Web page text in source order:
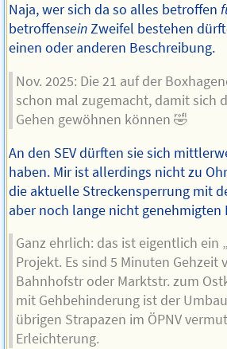
Naja, wer sich da so alles betroffen
betroffenseinZweifel bestehen
einen oder anderen Beschreibung.
Nov. 2025: Die 21 auf der
schon mal zugemacht, damit sich
Gehen gewöhnen können 🤣
An den SEV dürften sie sich
haben. Mir ist allerdings nicht zu
die aktuelle Streckensperrung mit
aber noch lange nicht
Ganz ehrlich: das ist eigentlich ein
Projekt. Es sind 5 Minuten Gehzeit
Bahnhofstr oder Marktstr. zum
mit Gehbehinderung ist der
übrigen Strapazen im ÖPNV
Erleichterung.